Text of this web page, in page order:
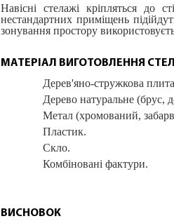
Навісні стелажі кріпляться до
нестандартних приміщень
зонування простору
МАТЕРІАЛ ВИГОТОВЛЕННЯ
Дерев'яно-стружкова
Дерево натуральне (брус,
Метал (хромований,
Пластик.
Скло.
Комбіновані фактури.
ВИСНОВОК